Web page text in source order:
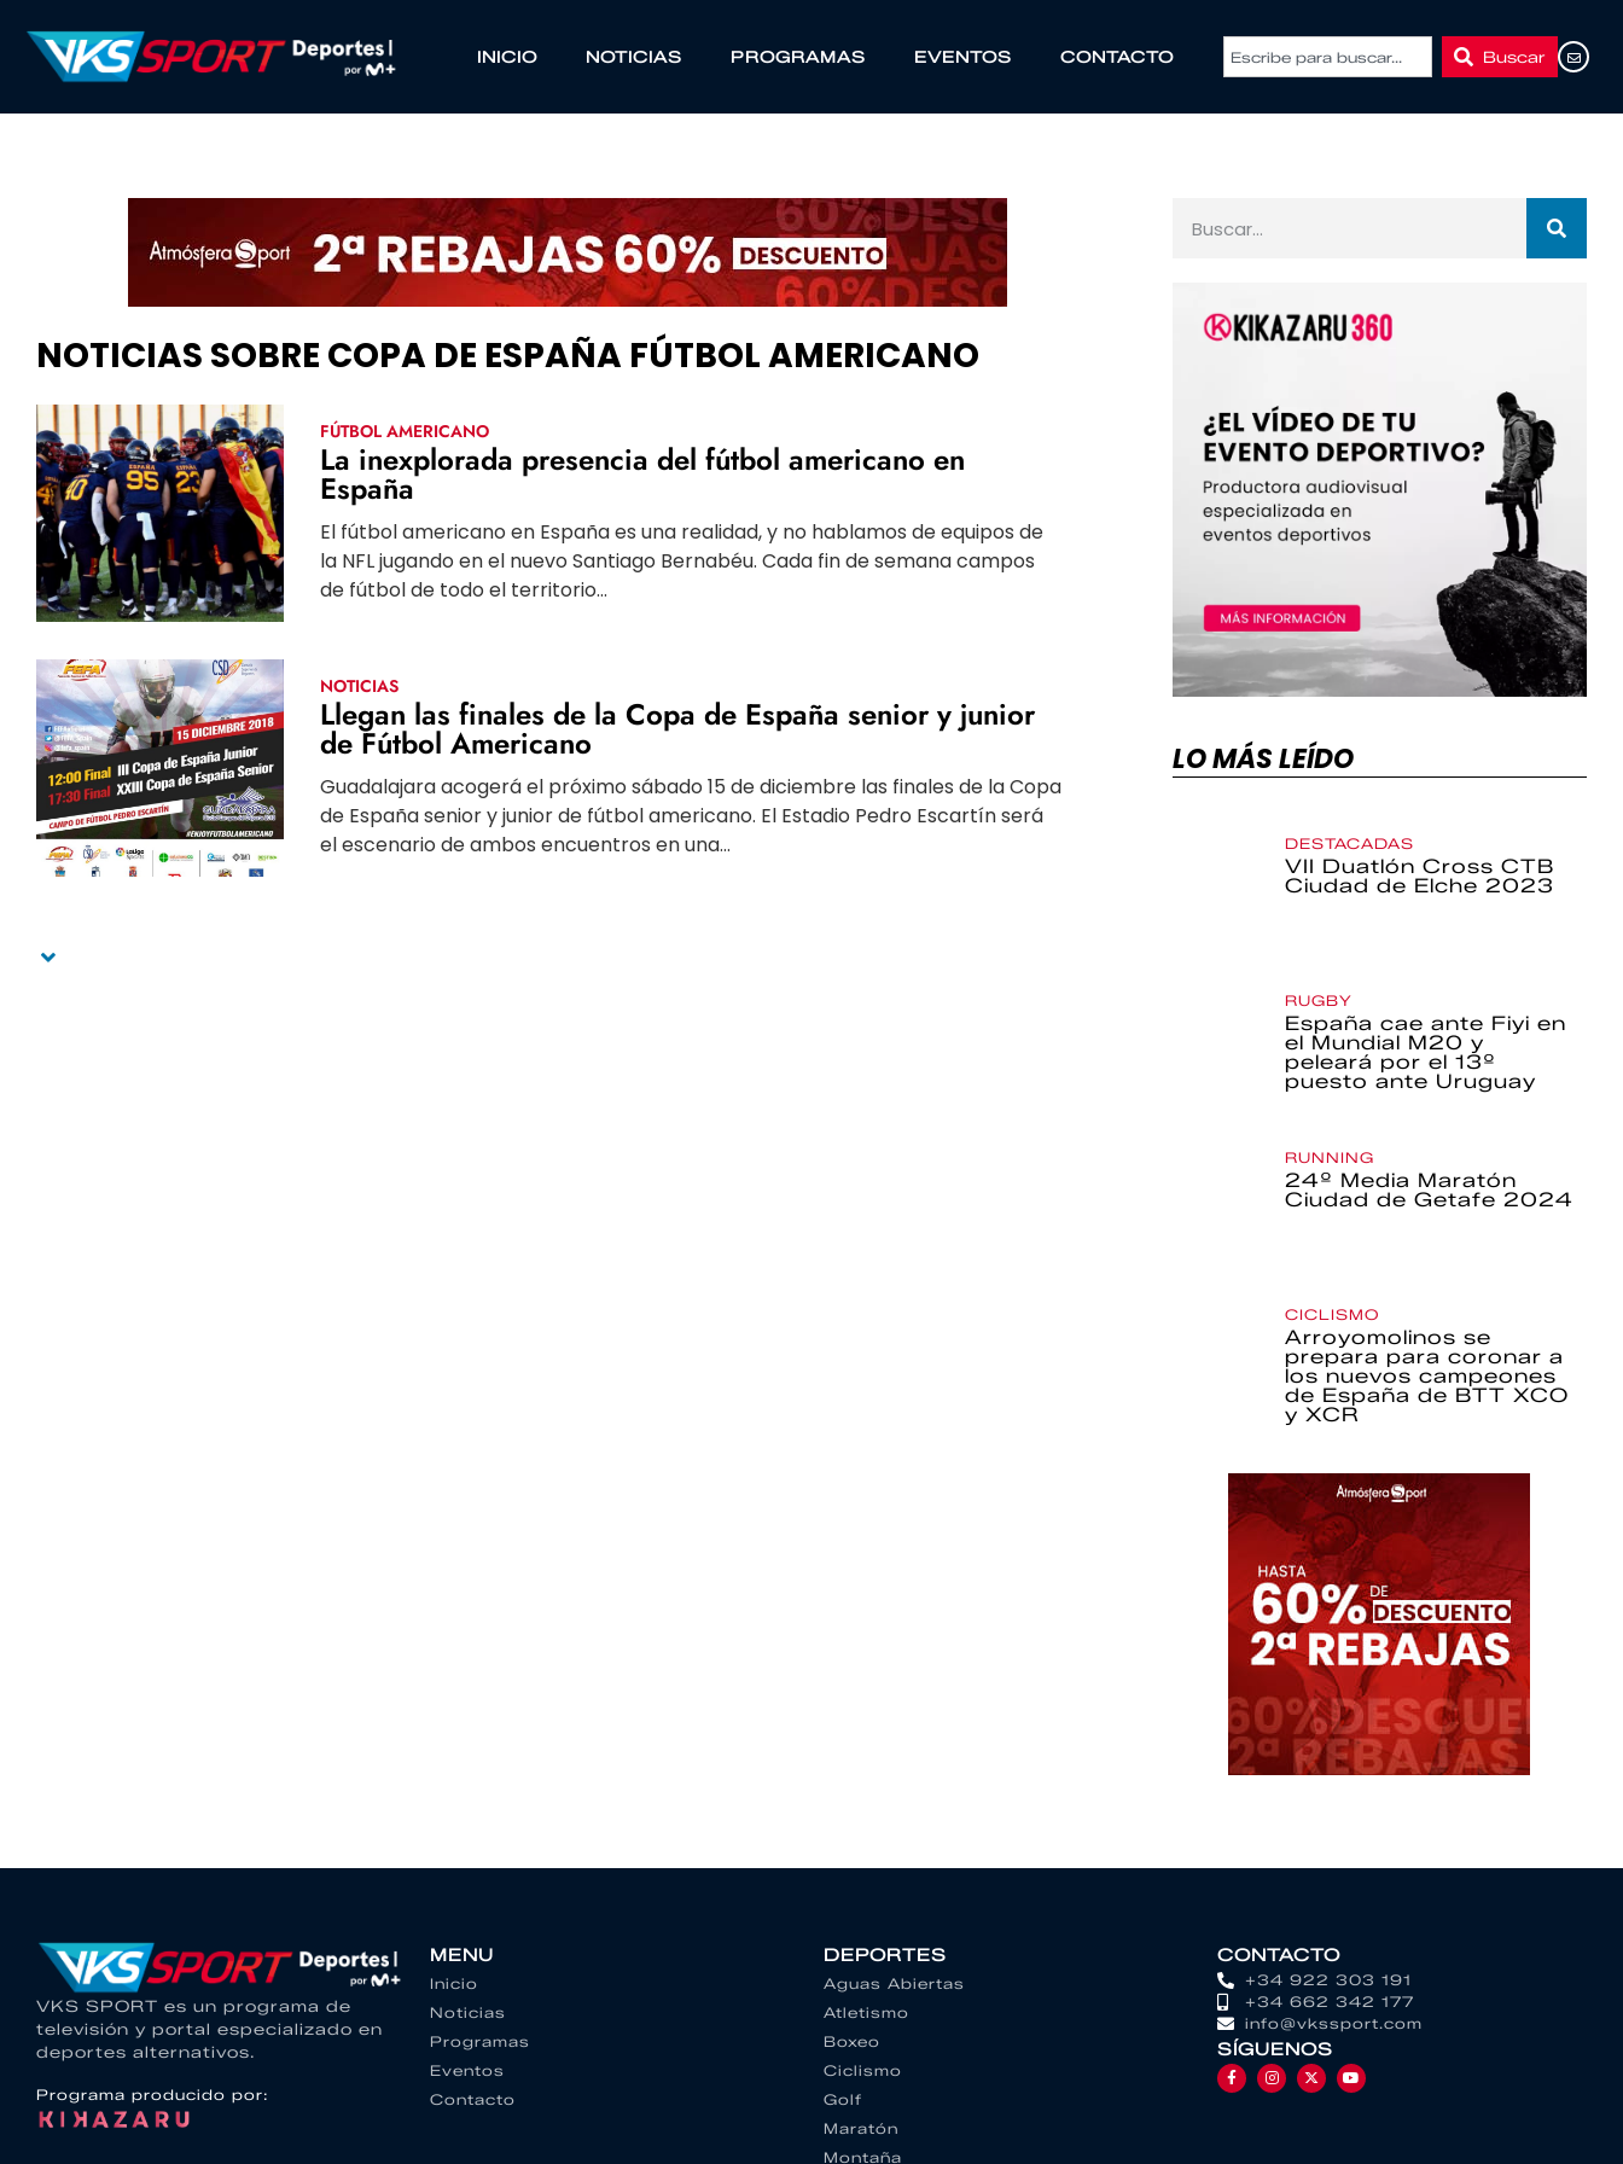
INICIO NOTICIAS PROGRAMAS EVENTOS CONTACTO Buscar
NOTICIAS SOBRE COPA DE ESPAÑA FÚTBOL AMERICANO
FÚTBOL AMERICANO
La inexplorada presencia del fútbol americano en
España
El fútbol americano en España es una realidad, y no hablamos de equipos de
la NFL jugando en el nuevo Santiago Bernabéu. Cada fin de semana campos
de fútbol de todo el territorio...
NOTICIAS
Llegan las finales de la Copa de España senior y junior
de Fútbol Americano
Guadalajara acogerá el próximo sábado 15 de diciembre las finales de la Copa
de España senior y junior de fútbol americano. El Estadio Pedro Escartín será
el escenario de ambos encuentros en una...
LO MÁS LEÍDO
DESTACADAS
VII Duatlón Cross CTB
Ciudad de Elche 2023
RUGBY
España cae ante Fiyi en
el Mundial M20 y
peleará por el 13º
puesto ante Uruguay
RUNNING
24º Media Maratón
Ciudad de Getafe 2024
CICLISMO
Arroyomolinos se
prepara para coronar a
los nuevos campeones
de España de BTT XCO
y XCR
VKS SPORT es un programa de
televisión y portal especializado en
deportes alternativos.
Programa producido por:
MENU
Inicio
Noticias
Programas
Eventos
Contacto
DEPORTES
Aguas Abiertas
Atletismo
Boxeo
Ciclismo
Golf
Maratón
Montaña
CONTACTO
+34 922 303 191
+34 662 342 177
info@vkssport.com
SÍGUENOS